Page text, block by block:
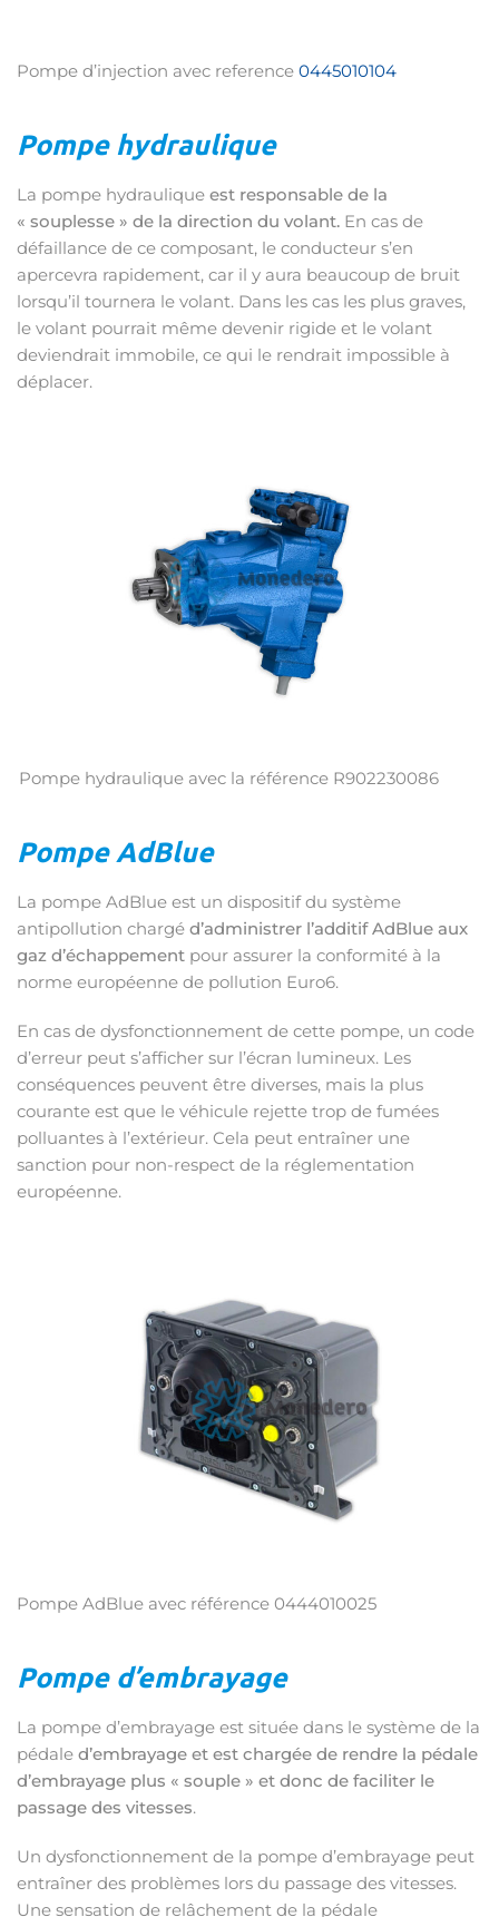
Pompe d’injection avec reference 0445010104
Pompe hydraulique
La pompe hydraulique est responsable de la
« souplesse » de la direction du volant. En cas de
défaillance de ce composant, le conducteur s’en
apercevra rapidement, car il y aura beaucoup de bruit
lorsqu’il tournera le volant. Dans les cas les plus graves,
le volant pourrait même devenir rigide et le volant
deviendrait immobile, ce qui le rendrait impossible à
déplacer.
Pompe hydraulique avec la référence R902230086
Pompe AdBlue
La pompe AdBlue est un dispositif du système
antipollution chargé d’administrer l’additif AdBlue aux
gaz d’échappement pour assurer la conformité à la
norme européenne de pollution Euro6.
En cas de dysfonctionnement de cette pompe, un code
d’erreur peut s’afficher sur l’écran lumineux. Les
conséquences peuvent être diverses, mais la plus
courante est que le véhicule rejette trop de fumées
polluantes à l’extérieur. Cela peut entraîner une
sanction pour non-respect de la réglementation
européenne.
Pompe AdBlue avec référence 0444010025
Pompe d’embrayage
La pompe d’embrayage est située dans le système de la
pédale d’embrayage et est chargée de rendre la pédale
d’embrayage plus « souple » et donc de faciliter le
passage des vitesses.
Un dysfonctionnement de la pompe d’embrayage peut
entraîner des problèmes lors du passage des vitesses.
Une sensation de relâchement de la pédale